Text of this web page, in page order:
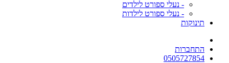
- נעלי ספורט לילדים
- נעלי ספורט לילדות
תינוקות
התחברות
0505727854